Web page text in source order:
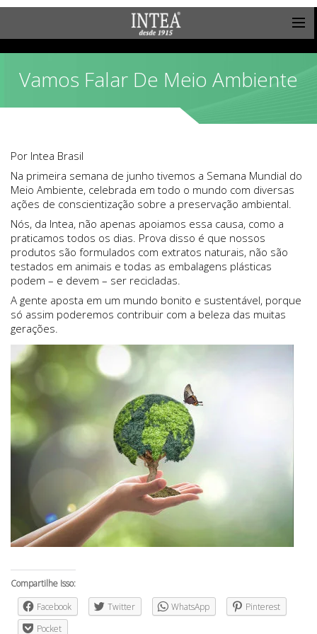
Vamos Falar De Meio Ambiente
Por Intea Brasil
Na primeira semana de junho tivemos a Semana Mundial do
Meio Ambiente, celebrada em todo o mundo com diversas
ações de conscientização sobre a preservação ambiental.
Nós, da Intea, não apenas apoiamos essa causa, como a
praticamos todos os dias. Prova disso é que nossos
produtos são formulados com extratos naturais, não são
testados em animais e todas as embalagens plásticas
podem – e devem – ser recicladas.
A gente aposta em um mundo bonito e sustentável, porque
só assim poderemos contribuir com a beleza das muitas
gerações.
Compartilhe Isso:
Facebook
Twitter WhatsApp
Pinterest
Pocket